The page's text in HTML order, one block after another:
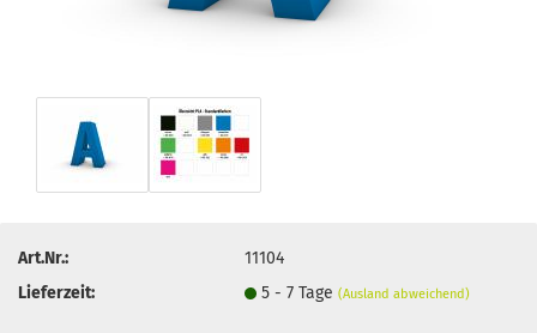
Art.Nr.:
11104
Lieferzeit:
5 - 7 Tage(Ausland abweichend)